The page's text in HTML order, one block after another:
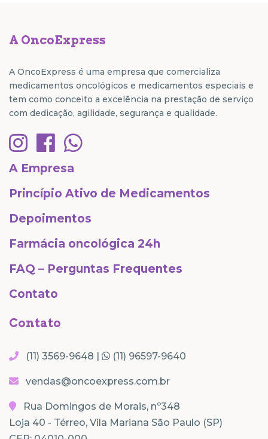
A OncoExpress
A OncoExpress é uma empresa que comercializa
medicamentos oncológicos e medicamentos especiais e
tem como conceito a excelência na prestação de serviço
com dedicação, agilidade, segurança e qualidade.
A Empresa
Princípio Ativo de Medicamentos
Depoimentos
Farmácia oncológica 24h
FAQ – Perguntas Frequentes
Contato
Contato
(11) 3569-9648 | (11) 96597-9640
vendas@oncoexpress.com.br
Rua Domingos de Morais, nº348
Loja 40 - Térreo, Vila Mariana São Paulo (SP)